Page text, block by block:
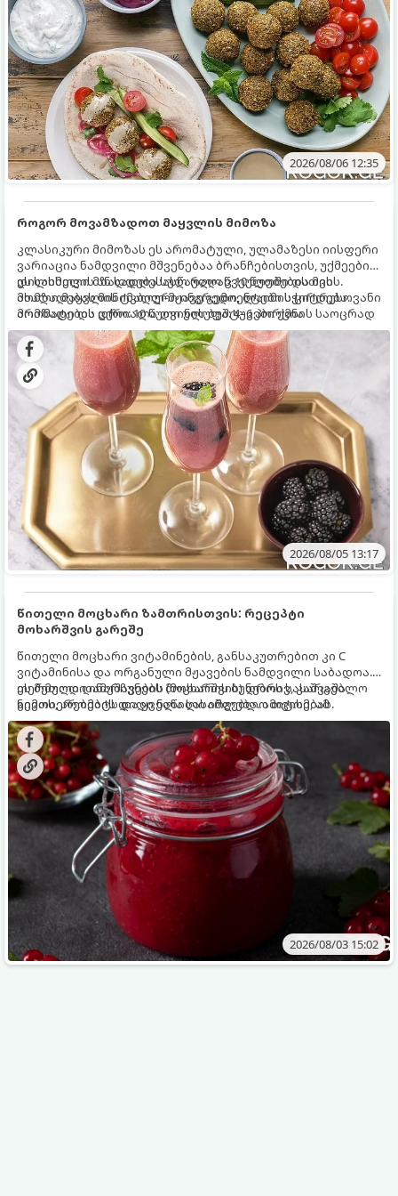
2026/08/06 12:35
როგორ მოვამზადოთ მაყვლის მიმოზა
კლასიკური მიმოზას ეს არომატული, ულამაზესი იისფერი
ვარიაცია ნამდვილი მშვენებაა ბრანჩებისთვის, უქმეების
დილისთვის ან სადღესასწაულო წვეულებებისთვის.
ახალი მაყვლის ტკბილ-მჟავე გემო, ლაიმის ციტრუსოვანი
არომატი და ცქრიალა ღვინის ბუშტუკები ქმნის საოცრად
დახვეწილ და მაგრილებელ კოქტეილს.
ეს სასმელი მზადდება სულ რაღაც 10 წუთში და მის
მომზადებას მინიმალური ინგრედიენტები სჭირდება.
მომზადების დრო: 10 წუთი ულუფა: 4–6 პორცია
2026/08/05 13:17
წითელი მოცხარი ზამთრისთვის: რეცეპტი
მოხარშვის გარეშე
წითელი მოცხარი ვიტამინების, განსაკუთრებით კი C
ვიტამინისა და ორგანული მჟავების ნამდვილი საბადოა.
თერმული დამუშავების (მოხარშვის) დროს სასარგებლო
ნივთიერებების დიდი ნაწილი იშლება. ამიტომ, ამ
კენკრის ზამთრისთვის შესანახად საუკეთესო გზა
„ცოცხალი ჯემის“ მომზადებაა - მოხარშვის გარეშე.
ეს მეთოდი ინარჩუნებს მოცხარის ბუნებრივ, კაშკაშა
გემოს, არომატს და ყველა სასარგებლო თვისებას.
2026/08/03 15:02